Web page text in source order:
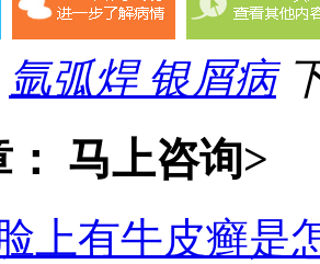
氩弧焊 银屑病
马上咨询>
上有牛皮癣是